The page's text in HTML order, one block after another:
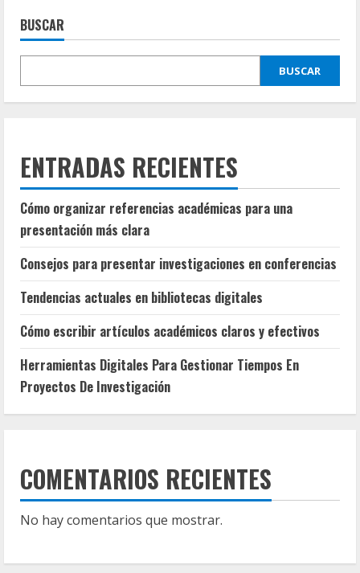
BUSCAR
BUSCAR
ENTRADAS RECIENTES
Cómo organizar referencias académicas para una
presentación más clara
Consejos para presentar investigaciones en conferencias
Tendencias actuales en bibliotecas digitales
Cómo escribir artículos académicos claros y efectivos
Herramientas Digitales Para Gestionar Tiempos En
Proyectos De Investigación
COMENTARIOS RECIENTES
No hay comentarios que mostrar.